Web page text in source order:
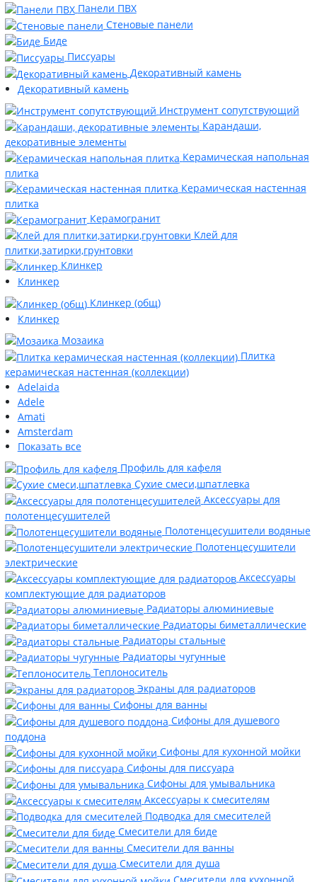
Панели ПВХ
Стеновые панели
Биде
Писсуары
Декоративный камень
Декоративный камень
Инструмент сопутствующий
Карандаши,
декоративные элементы
Керамическая напольная
плитка
Керамическая настенная
плитка
Керамогранит
Клей для
плитки,затирки,грунтовки
Клинкер
Клинкер
Клинкер (общ)
Клинкер
Мозаика
Плитка
керамическая настенная (коллекции)
Adelaida
Adele
Amati
Amsterdam
Показать все
Профиль для кафеля
Сухие смеси,шпатлевка
Аксессуары для
полотенцесушителей
Полотенцесушители водяные
Полотенцесушители
электрические
Аксессуары
комплектующие для радиаторов
Радиаторы алюминиевые
Радиаторы биметаллические
Радиаторы стальные
Радиаторы чугунные
Теплоноситель
Экраны для радиаторов
Сифоны для ванны
Сифоны для душевого
поддона
Сифоны для кухонной мойки
Сифоны для писсуара
Сифоны для умывальника
Аксессуары к смесителям
Подводка для смесителей
Смесители для биде
Смесители для ванны
Смесители для душа